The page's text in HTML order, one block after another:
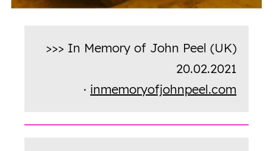
>>> In Memory of John Peel (UK)
20.02.2021
· inmemoryofjohnpeel.com